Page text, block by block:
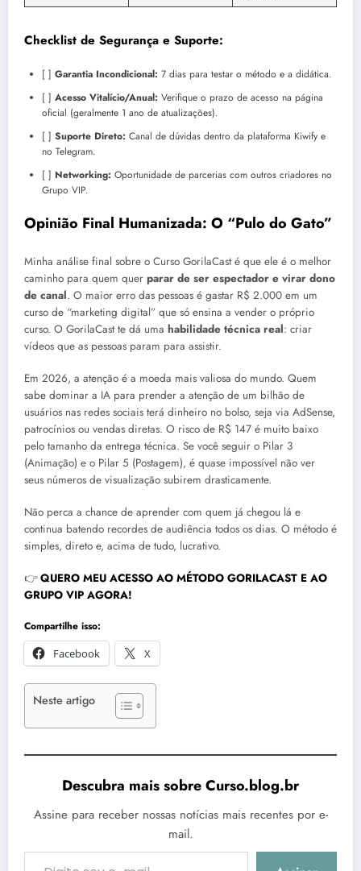
Checklist de Segurança e Suporte:
[ ] Garantia Incondicional: 7 dias para testar o método e a didática.
[ ] Acesso Vitalício/Anual: Verifique o prazo de acesso na página
oficial (geralmente 1 ano de atualizações).
[ ] Suporte Direto: Canal de dúvidas dentro da plataforma Kiwify e
no Telegram.
[ ] Networking: Oportunidade de parcerias com outros criadores no
Grupo VIP.
Opinião Final Humanizada: O “Pulo do Gato”
Minha análise final sobre o Curso GorilaCast é que ele é o melhor
caminho para quem quer parar de ser espectador e virar dono
de canal. O maior erro das pessoas é gastar R$ 2.000 em um
curso de “marketing digital” que só ensina a vender o próprio
curso. O GorilaCast te dá uma habilidade técnica real: criar
vídeos que as pessoas param para assistir.
Em 2026, a atenção é a moeda mais valiosa do mundo. Quem
sabe dominar a IA para prender a atenção de um bilhão de
usuários nas redes sociais terá dinheiro no bolso, seja via AdSense,
patrocínios ou vendas diretas. O risco de R$ 147 é muito baixo
pelo tamanho da entrega técnica. Se você seguir o Pilar 3
(Animação) e o Pilar 5 (Postagem), é quase impossível não ver
seus números de visualização subirem drasticamente.
Não perca a chance de aprender com quem já chegou lá e
continua batendo recordes de audiência todos os dias. O método é
simples, direto e, acima de tudo, lucrativo.
👉QUERO MEU ACESSO AO MÉTODO GORILACAST E AO
GRUPO VIP AGORA!
Compartilhe isso:
Facebook
X
Neste artigo
Descubra mais sobre Curso.blog.br
Assine para receber nossas notícias mais recentes por e-
mail.
Digite seu e-mail…